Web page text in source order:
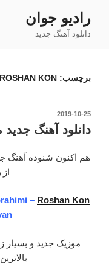
محتوا
رادیو جوان
دانلود آهنگ جدید
برچسب: ROSHAN KON
نوشته‌شده
2019-10-25
دانلود آهنگ
هم اکنون شنوده آهنگ
از
– Roshan Kon
موزیک جدید و بسیار